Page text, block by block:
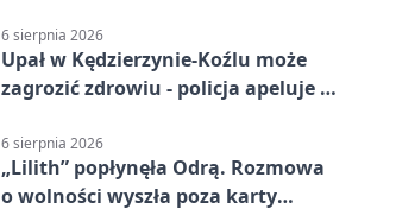
6 sierpnia 2026
Upał w Kędzierzynie-Koźlu może
zagrozić zdrowiu - policja apeluje o
6 sierpnia 2026
„Lilith” popłynęła Odrą. Rozmowa
o wolności wyszła poza karty